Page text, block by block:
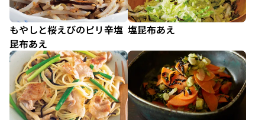
もやしと桜えびのピリ辛塩
昆布あえ
塩昆布あえ